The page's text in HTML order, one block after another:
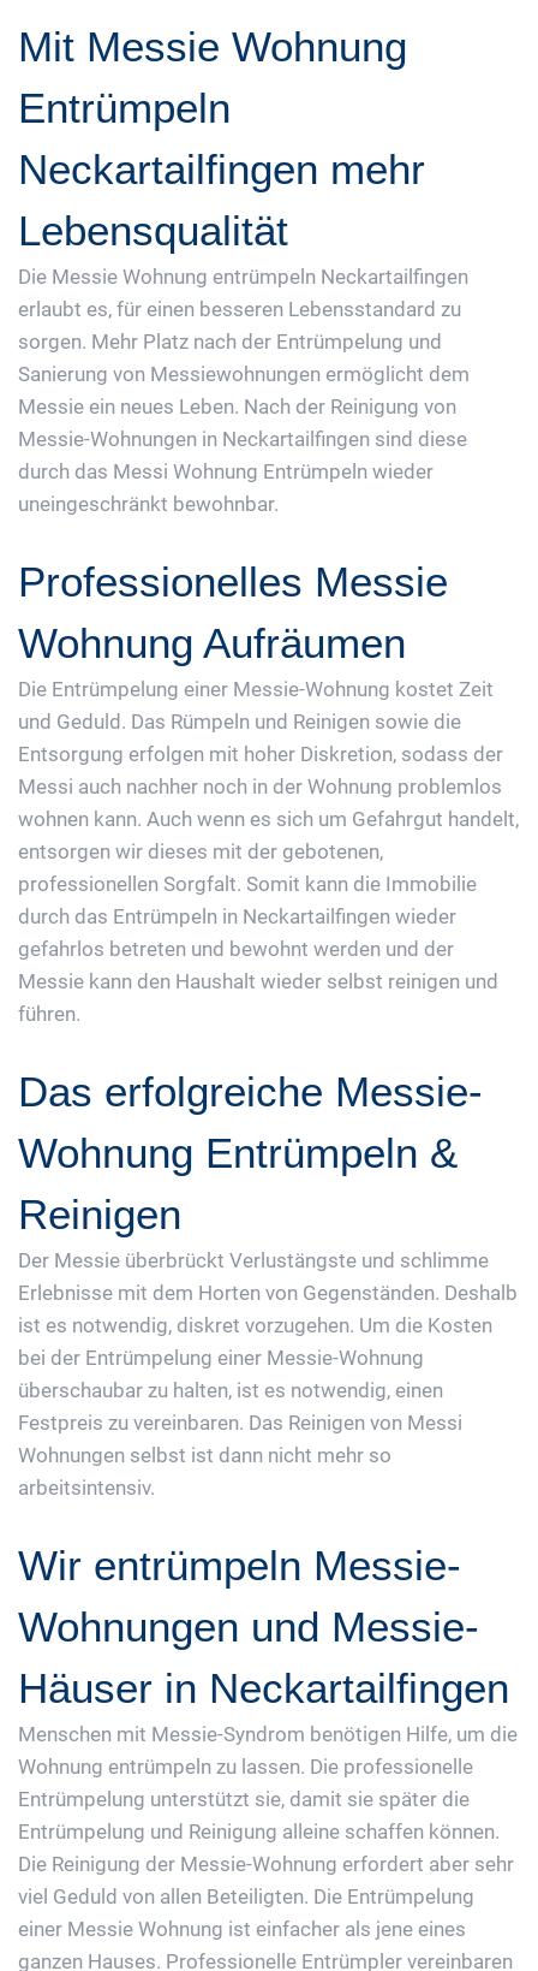
Mit Messie Wohnung
Entrümpeln
Neckartailfingen mehr
Lebensqualität
Die Messie Wohnung entrümpeln Neckartailfingen
erlaubt es, für einen besseren Lebensstandard zu
sorgen. Mehr Platz nach der Entrümpelung und
Sanierung von Messiewohnungen ermöglicht dem
Messie ein neues Leben. Nach der Reinigung von
Messie-Wohnungen in Neckartailfingen sind diese
durch das Messi Wohnung Entrümpeln wieder
uneingeschränkt bewohnbar.
Professionelles Messie
Wohnung Aufräumen
Die Entrümpelung einer Messie-Wohnung kostet Zeit
und Geduld. Das Rümpeln und Reinigen sowie die
Entsorgung erfolgen mit hoher Diskretion, sodass der
Messi auch nachher noch in der Wohnung problemlos
wohnen kann. Auch wenn es sich um Gefahrgut handelt,
entsorgen wir dieses mit der gebotenen,
professionellen Sorgfalt. Somit kann die Immobilie
durch das Entrümpeln in Neckartailfingen wieder
gefahrlos betreten und bewohnt werden und der
Messie kann den Haushalt wieder selbst reinigen und
führen.
Das erfolgreiche Messie-
Wohnung Entrümpeln &
Reinigen
Der Messie überbrückt Verlustängste und schlimme
Erlebnisse mit dem Horten von Gegenständen. Deshalb
ist es notwendig, diskret vorzugehen. Um die Kosten
bei der Entrümpelung einer Messie-Wohnung
überschaubar zu halten, ist es notwendig, einen
Festpreis zu vereinbaren. Das Reinigen von Messi
Wohnungen selbst ist dann nicht mehr so
arbeitsintensiv.
Wir entrümpeln Messie-
Wohnungen und Messie-
Häuser in Neckartailfingen
Menschen mit Messie-Syndrom benötigen Hilfe, um die
Wohnung entrümpeln zu lassen. Die professionelle
Entrümpelung unterstützt sie, damit sie später die
Entrümpelung und Reinigung alleine schaffen können.
Die Reinigung der Messie-Wohnung erfordert aber sehr
viel Geduld von allen Beteiligten. Die Entrümpelung
einer Messie Wohnung ist einfacher als jene eines
ganzen Hauses. Professionelle Entrümpler vereinbaren